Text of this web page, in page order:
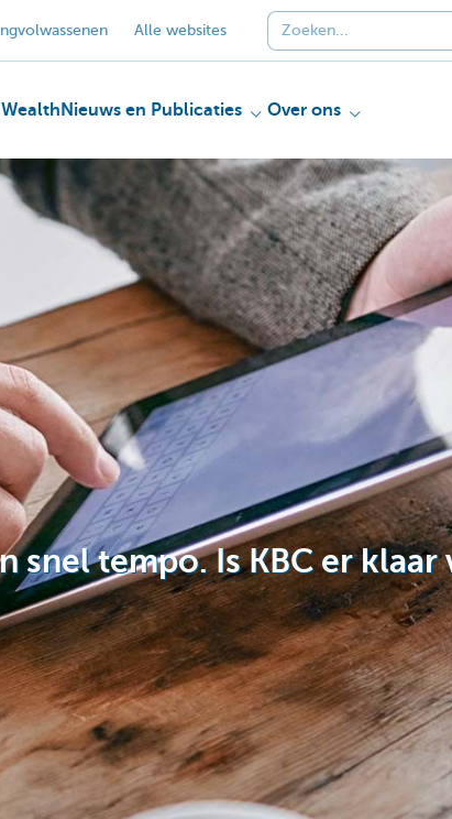
Alle websites
Wealth Nieuws en Publicaties Over ons
snel tempo. Is KBC er klaar